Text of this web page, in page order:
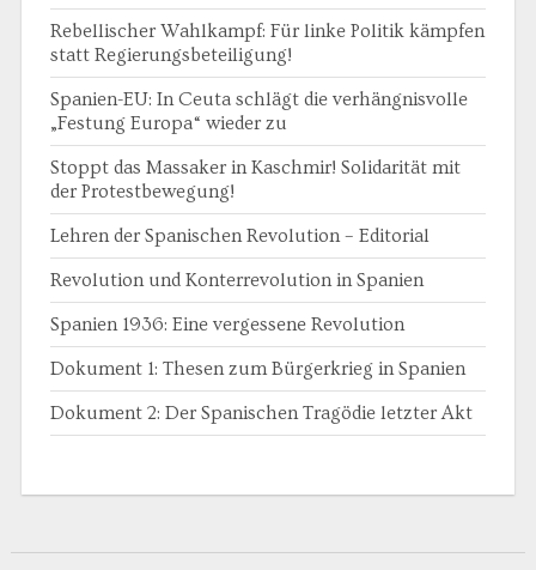
Rebellischer Wahlkampf: Für linke Politik kämpfen
statt Regierungsbeteiligung!
Spanien-EU: In Ceuta schlägt die verhängnisvolle
„Festung Europa“ wieder zu
Stoppt das Massaker in Kaschmir! Solidarität mit
der Protestbewegung!
Lehren der Spanischen Revolution – Editorial
Revolution und Konterrevolution in Spanien
Spanien 1936: Eine vergessene Revolution
Dokument 1: Thesen zum Bürgerkrieg in Spanien
Dokument 2: Der Spanischen Tragödie letzter Akt